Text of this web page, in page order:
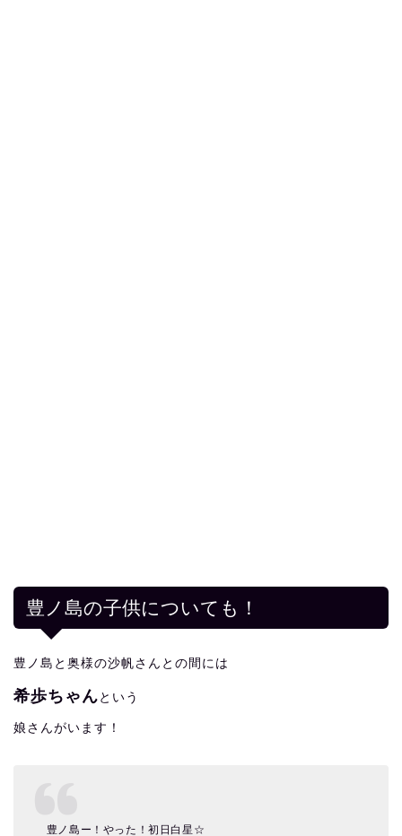
豊ノ島の子供についても！
豊ノ島と奥様の沙帆さんとの間には
希歩ちゃん という
娘さんがいます！
豊ノ島ー！やった！初日白星☆